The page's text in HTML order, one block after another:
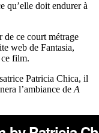
qu’elle doit endurer à
de ce court métrage
web de Fantasia,
ce film.
Patricia Chica, il
l’ambiance de A